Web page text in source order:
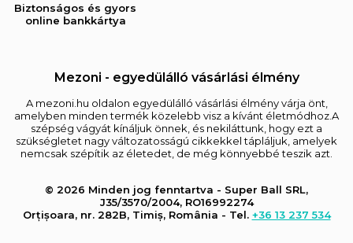
Biztonságos és gyors
online bankkártya
Mezoni - egyedülálló vásárlási élmény
A mezoni.hu oldalon egyedülálló vásárlási élmény várja önt,
amelyben minden termék közelebb visz a kívánt életmódhoz.A
szépség vágyát kínáljuk önnek, és nekiláttunk, hogy ezt a
szükségletet nagy változatosságú cikkekkel tápláljuk, amelyek
nemcsak szépítik az életedet, de még könnyebbé teszik azt.
© 2026 Minden jog fenntartva - Super Ball SRL,
J35/3570/2004, RO16992274
Orțișoara, nr. 282B, Timiș, România - Tel. +36 13 237 534